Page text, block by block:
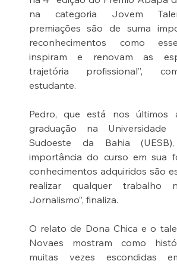
na categoria Jovem
premiações são de suma
reconhecimentos como
inspiram e renovam as
trajetória profissional”,
estudante.
Pedro, que está nos últimos
graduação na Universidade
Sudoeste da Bahia
importância do curso em sua
conhecimentos adquiridos são
realizar qualquer trabalho
Jornalismo”, finaliza.
O relato de Dona Chica e o
Novaes mostram como
muitas vezes escondidas